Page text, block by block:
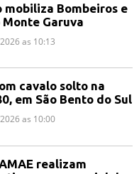
mobiliza Bombeiros e
Garuva
as 10:13
cavalo solto na
em São Bento do Sul
as 10:00
realizam